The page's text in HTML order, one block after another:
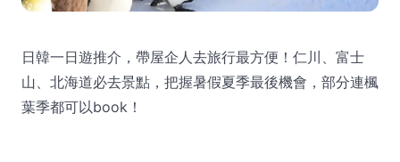
日韓一日遊推介，帶屋企人去旅行最方便！仁川、富士
山、北海道必去景點，把握暑假夏季最後機會，部分連楓
葉季都可以book！